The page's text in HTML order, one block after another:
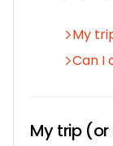
My
Can I
My trip